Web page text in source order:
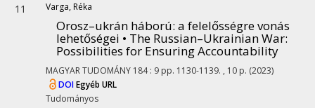
11 Varga, Réka
Orosz–ukrán háború: a felelősségre vonás
lehetőségei • The Russian–Ukrainian War:
Possibilities for Ensuring Accountability
MAGYAR TUDOMÁNY 184: 9 pp. 1130-1139. , 10 p. (2023)
DOIEgyéb URL
Tudományos